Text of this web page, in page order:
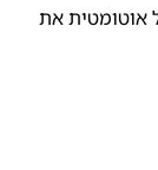
אוטומטית את